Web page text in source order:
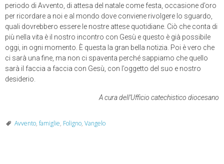
periodo di Avvento, di attesa del natale come festa, occasione d’oro
per ricordare a noi e al mondo dove conviene rivolgere lo sguardo,
quali dovrebbero essere le nostre attese quotidiane. Ciò che conta di
più nella vita è il nostro incontro con Gesù e questo è già possibile
oggi, in ogni momento. È questa la gran bella notizia. Poi è vero che
ci sarà una fine, ma non ci spaventa perché sappiamo che quello
sarà il faccia a faccia con Gesù, con l’oggetto del suo e nostro
desiderio.
A cura dell’Ufficio catechistico diocesano
Avvento, famiglie, Foligno, Vangelo